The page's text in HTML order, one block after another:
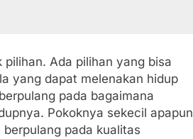
pilihan. Ada pilihan yang bisa
yang dapat melenakan hidup
pada bagaimana
Pokoknya sekecil apapun
pada kualitas